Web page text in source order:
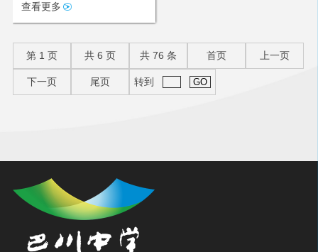
查看更多
第 1 页 共 6 页 共 76 条 首页 上一页
下一页 尾页 转到